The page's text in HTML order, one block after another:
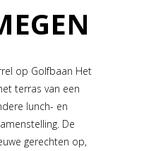
op Golfbaan Het
terras van een
lunch- en
De
gerechten op,